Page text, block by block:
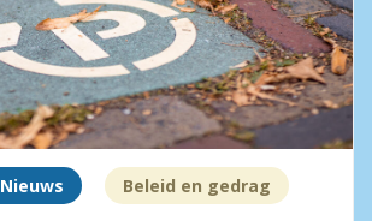
Nieuws Beleid en gedrag